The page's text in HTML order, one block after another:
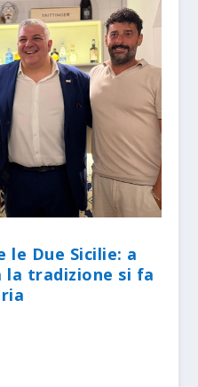
le Due Sicilie: a
la tradizione si fa